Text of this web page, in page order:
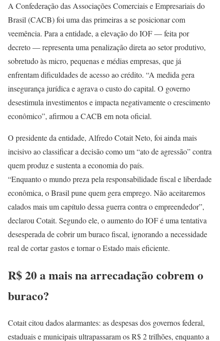
A Confederação das Associações Comerciais e Empresariais do
Brasil (CACB) foi uma das primeiras a se posicionar com
veemência. Para a entidade, a elevação do IOF — feita por
decreto — representa uma penalização direta ao setor produtivo,
sobretudo às micro, pequenas e médias empresas, que já
enfrentam dificuldades de acesso ao crédito. “A medida gera
insegurança jurídica e agrava o custo do capital. O governo
desestimula investimentos e impacta negativamente o crescimento
econômico”, afirmou a CACB em nota oficial.
O presidente da entidade, Alfredo Cotait Neto, foi ainda mais
incisivo ao classificar a decisão como um “ato de agressão” contra
quem produz e sustenta a economia do país.
“Enquanto o mundo preza pela responsabilidade fiscal e liberdade
econômica, o Brasil pune quem gera emprego. Não aceitaremos
calados mais um capítulo dessa guerra contra o empreendedor”,
declarou Cotait. Segundo ele, o aumento do IOF é uma tentativa
desesperada de cobrir um buraco fiscal, ignorando a necessidade
real de cortar gastos e tornar o Estado mais eficiente.
R$ 20 a mais na arrecadação cobrem o
buraco?
Cotait citou dados alarmantes: as despesas dos governos federal,
estaduais e municipais ultrapassaram os R$ 2 trilhões, enquanto a